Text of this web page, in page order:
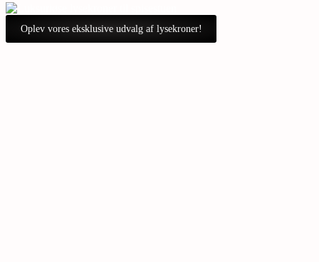
Oplev vores eksklusive udvalg af lysekroner!